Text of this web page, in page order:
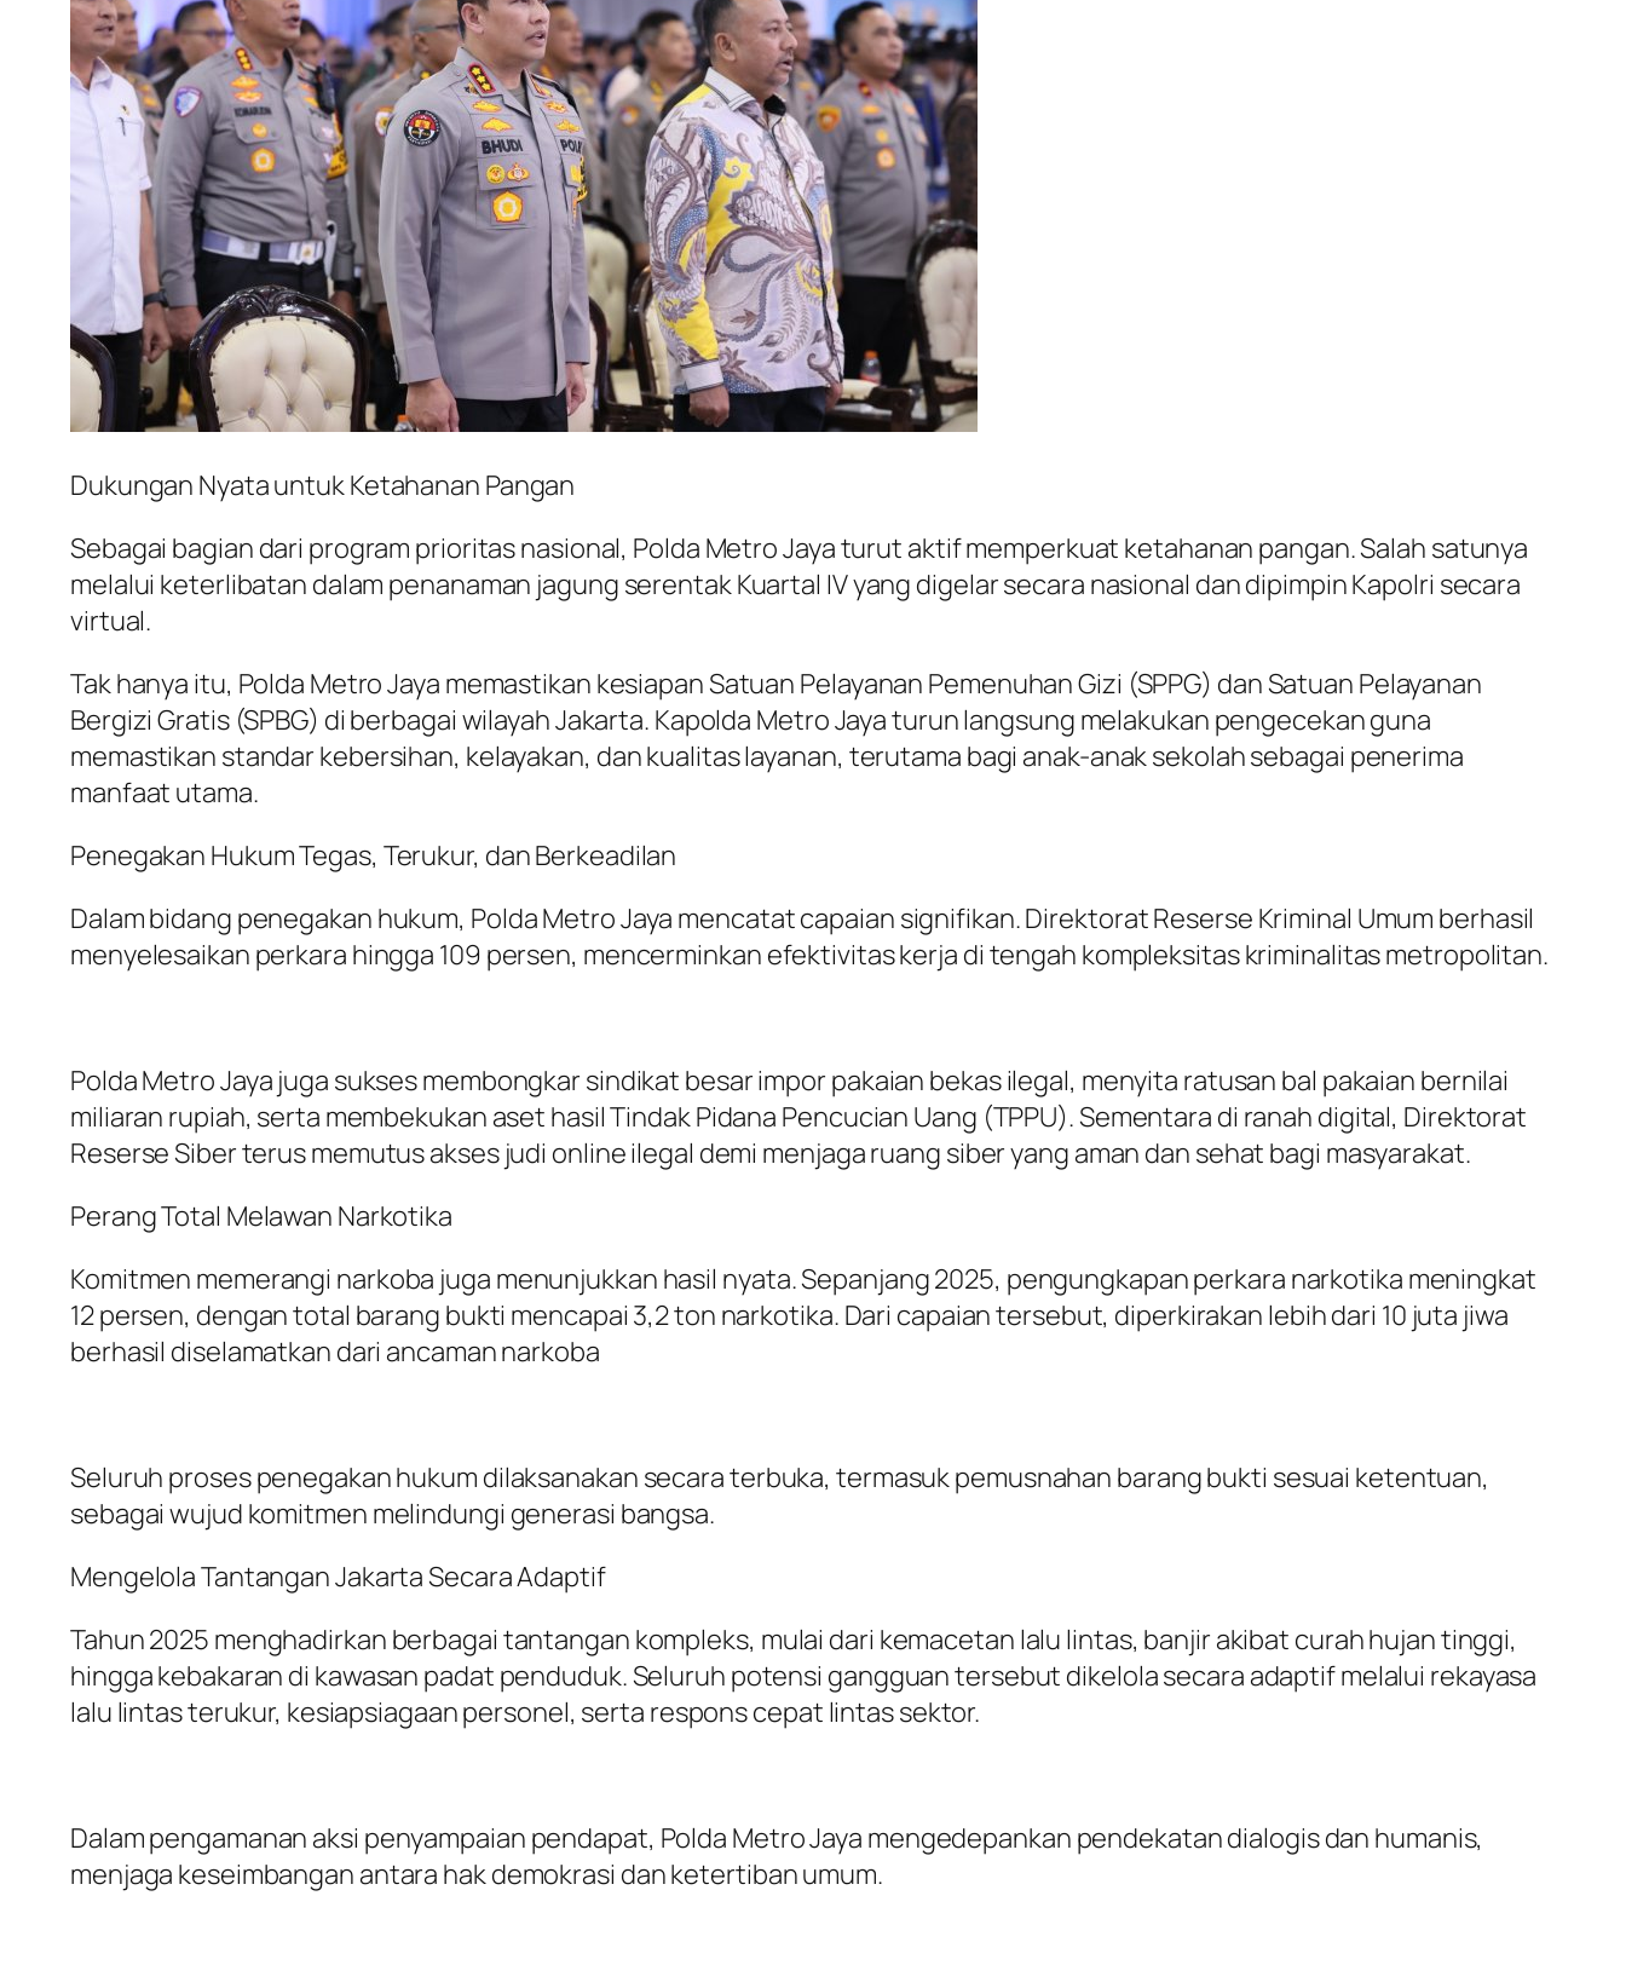
Dukungan Nyata untuk Ketahanan Pangan
Sebagai bagian dari program prioritas nasional, Polda Metro Jaya turut aktif memperkuat ketahanan pangan. Salah satunya
melalui keterlibatan dalam penanaman jagung serentak Kuartal IV yang digelar secara nasional dan dipimpin Kapolri secara
virtual.
Tak hanya itu, Polda Metro Jaya memastikan kesiapan Satuan Pelayanan Pemenuhan Gizi (SPPG) dan Satuan Pelayanan
Bergizi Gratis (SPBG) di berbagai wilayah Jakarta. Kapolda Metro Jaya turun langsung melakukan pengecekan guna
memastikan standar kebersihan, kelayakan, dan kualitas layanan, terutama bagi anak-anak sekolah sebagai penerima
manfaat utama.
Penegakan Hukum Tegas, Terukur, dan Berkeadilan
Dalam bidang penegakan hukum, Polda Metro Jaya mencatat capaian signifikan. Direktorat Reserse Kriminal Umum berhasil
menyelesaikan perkara hingga 109 persen, mencerminkan efektivitas kerja di tengah kompleksitas kriminalitas metropolitan.
Polda Metro Jaya juga sukses membongkar sindikat besar impor pakaian bekas ilegal, menyita ratusan bal pakaian bernilai
miliaran rupiah, serta membekukan aset hasil Tindak Pidana Pencucian Uang (TPPU). Sementara di ranah digital, Direktorat
Reserse Siber terus memutus akses judi online ilegal demi menjaga ruang siber yang aman dan sehat bagi masyarakat.
Perang Total Melawan Narkotika
Komitmen memerangi narkoba juga menunjukkan hasil nyata. Sepanjang 2025, pengungkapan perkara narkotika meningkat
12 persen, dengan total barang bukti mencapai 3,2 ton narkotika. Dari capaian tersebut, diperkirakan lebih dari 10 juta jiwa
berhasil diselamatkan dari ancaman narkoba
Seluruh proses penegakan hukum dilaksanakan secara terbuka, termasuk pemusnahan barang bukti sesuai ketentuan,
sebagai wujud komitmen melindungi generasi bangsa.
Mengelola Tantangan Jakarta Secara Adaptif
Tahun 2025 menghadirkan berbagai tantangan kompleks, mulai dari kemacetan lalu lintas, banjir akibat curah hujan tinggi,
hingga kebakaran di kawasan padat penduduk. Seluruh potensi gangguan tersebut dikelola secara adaptif melalui rekayasa
lalu lintas terukur, kesiapsiagaan personel, serta respons cepat lintas sektor.
Dalam pengamanan aksi penyampaian pendapat, Polda Metro Jaya mengedepankan pendekatan dialogis dan humanis,
menjaga keseimbangan antara hak demokrasi dan ketertiban umum.